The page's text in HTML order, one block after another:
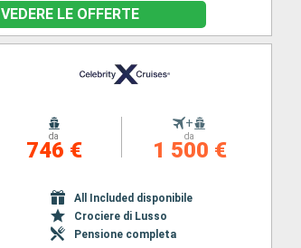
VEDERE LE OFFERTE
da
746 €
+
da
1 500 €
All Included disponibile
Crociere di Lusso
Pensione completa